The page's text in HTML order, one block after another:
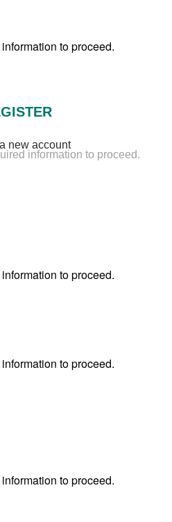
to proceed.
new account
information to proceed.
to proceed.
to proceed.
to proceed.